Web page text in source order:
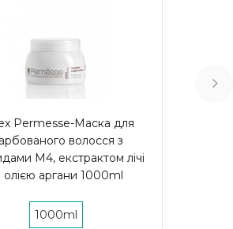
Permesse-Маска для
волосся з
М4, екстрактом лічі
олією аргани 1000ml
1000ml